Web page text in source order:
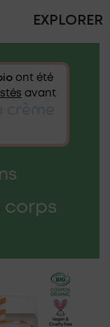
EXPLORER
ont été
avant
corps